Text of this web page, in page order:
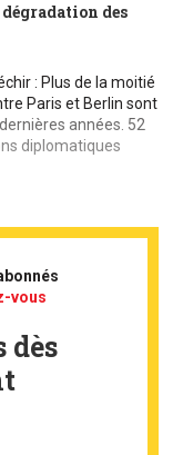
des
: Plus de la moitié
Paris et Berlin sont
années. 52
diplomatiques
vous
dès